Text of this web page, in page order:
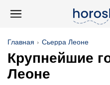
Главная Сьерра Леоне
Крупнейшие
Леоне